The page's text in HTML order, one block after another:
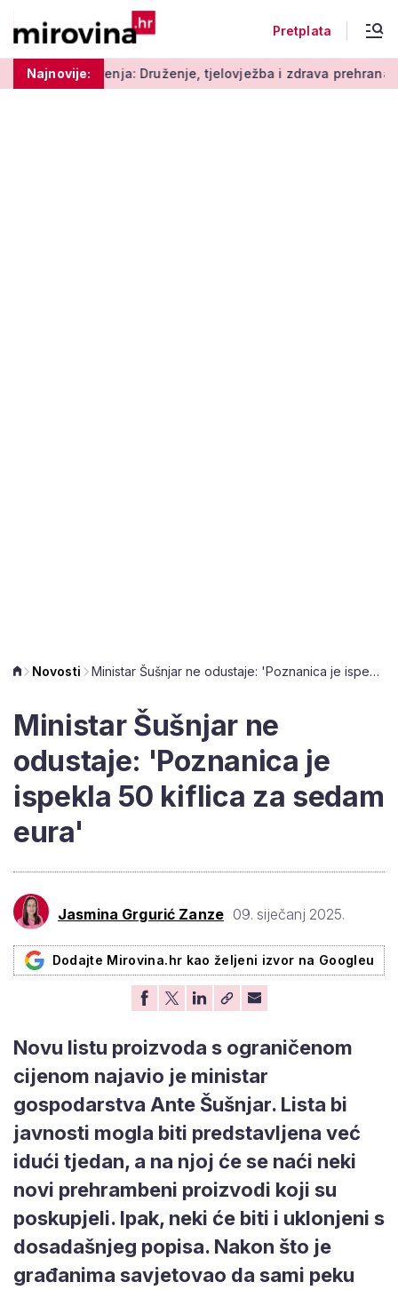
Pretplata
Najnovije:
Druženje, tjelovježba i zdrava prehrana za umirovljenike
Novosti Ministar Šušnjar ne odustaje: 'Poznanica je ispekla 50 kiflica za sedam eura'
Ministar Šušnjar ne
odustaje: 'Poznanica je
ispekla 50 kiflica za sedam
eura'
Jasmina Grgurić Zanze 09. siječanj 2025.
Dodajte Mirovina.hr kao željeni izvor na Googleu
Novu listu proizvoda s ograničenom
cijenom najavio je ministar
gospodarstva Ante Šušnjar. Lista bi
javnosti mogla biti predstavljena već
idući tjedan, a na njoj će se naći neki
novi prehrambeni proizvodi koji su
poskupjeli. Ipak, neki će biti i uklonjeni s
dosadašnjeg popisa. Nakon što je
građanima savjetovao da sami peku